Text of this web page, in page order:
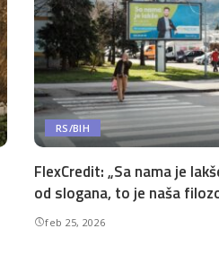
RS/BIH
FlexCredit: „Sa nama je
od slogana, to je naša
feb 25, 2026